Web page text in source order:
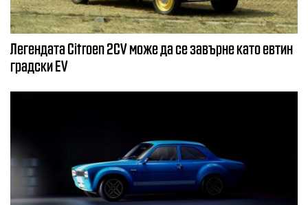
Легендата Citroen 2CV може да се завърне като евтин
градски EV